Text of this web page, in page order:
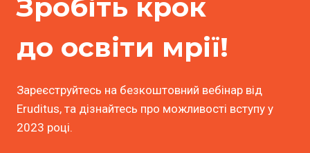
Зробіть крок
до освіти мрії!
Зареєструйтесь на безкоштовний вебінар від
Eruditus, та дізнайтесь про можливості вступу у
2023 році.